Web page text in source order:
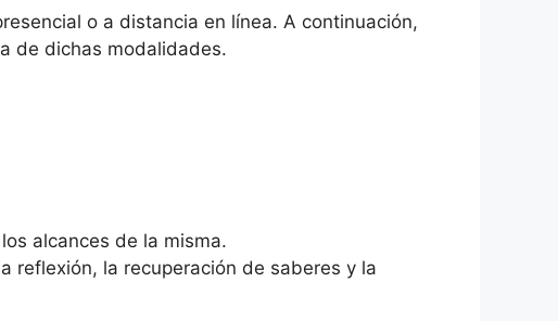
o a distancia en línea. A continuación,
de dichas modalidades.
alcances de la misma.
reflexión, la recuperación de saberes y la